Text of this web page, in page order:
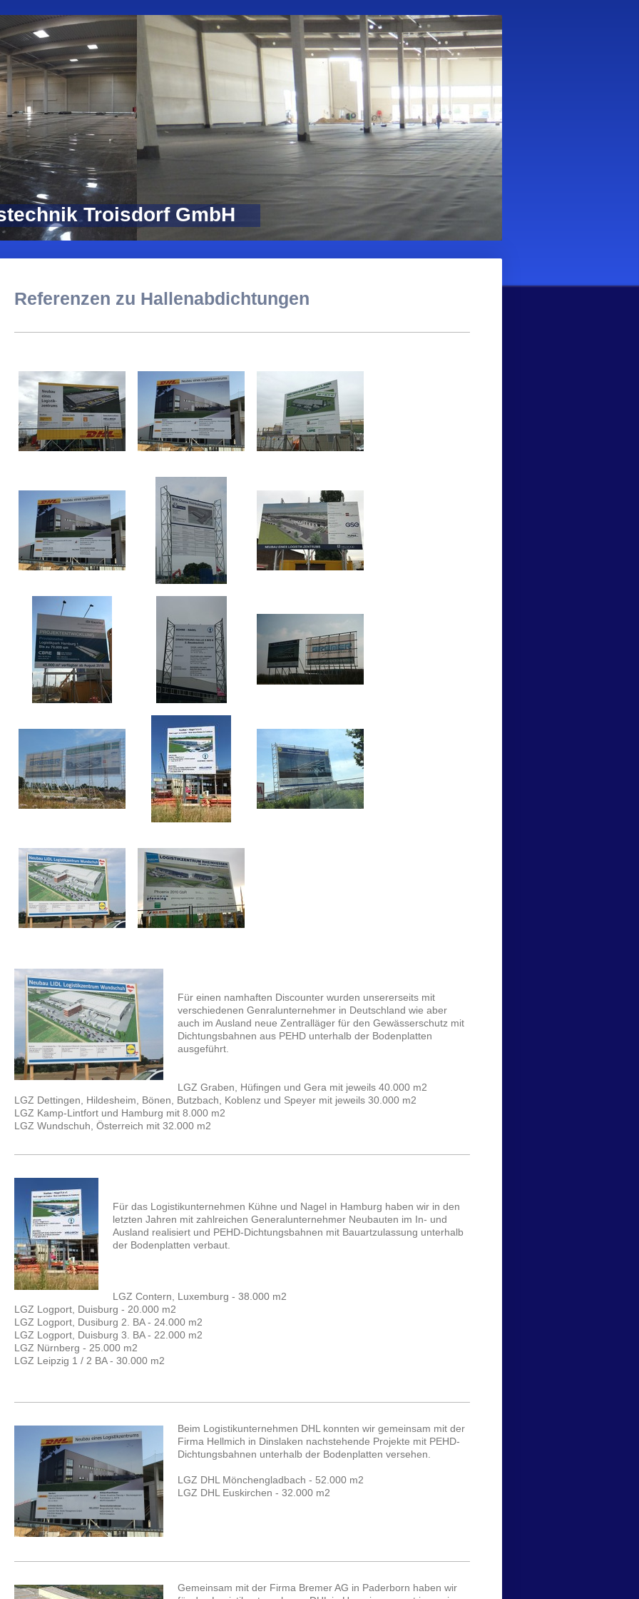
Troisdorf GmbH
Referenzen zu Hallenabdichtungen
Für einen namhaften Discounter wurden unsererseits mit
verschiedenen Genralunternehmer in Deutschland wie aber
auch im Ausland neue Zentralläger für den Gewässerschutz mit
Dichtungsbahnen aus PEHD unterhalb der Bodenplatten
ausgeführt.
LGZ Graben, Hüfingen und Gera mit jeweils 40.000 m2
LGZ Dettingen, Hildesheim, Bönen, Butzbach, Koblenz und Speyer mit jeweils 30.000 m2
LGZ Kamp-Lintfort und Hamburg mit 8.000 m2
LGZ Wundschuh, Österreich mit 32.000 m2
Für das Logistikunternehmen Kühne und Nagel in Hamburg haben wir in den
letzten Jahren mit zahlreichen Generalunternehmer Neubauten im In- und
Ausland realisiert und PEHD-Dichtungsbahnen mit Bauartzulassung unterhalb
der Bodenplatten verbaut.
LGZ Contern, Luxemburg - 38.000 m2
LGZ Logport, Duisburg - 20.000 m2
LGZ Logport, Dusiburg 2. BA - 24.000 m2
LGZ Logport, Duisburg 3. BA - 22.000 m2
LGZ Nürnberg - 25.000 m2
LGZ Leipzig 1 / 2 BA - 30.000 m2
Beim Logistikunternehmen DHL konnten wir gemeinsam mit der
Firma Hellmich in Dinslaken nachstehende Projekte mit PEHD-
Dichtungsbahnen unterhalb der Bodenplatten versehen.
LGZ DHL Mönchengladbach - 52.000 m2
LGZ DHL Euskirchen - 32.000 m2
Gemeinsam mit der Firma Bremer AG in Paderborn haben wir